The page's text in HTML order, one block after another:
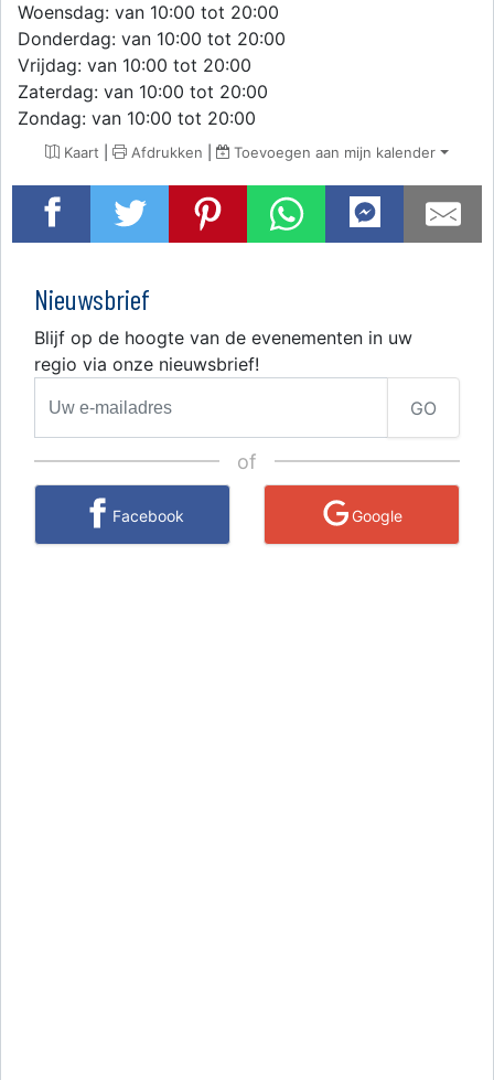
Woensdag: van 10:00 tot 20:00
Donderdag: van 10:00 tot 20:00
Vrijdag: van 10:00 tot 20:00
Zaterdag: van 10:00 tot 20:00
Zondag: van 10:00 tot 20:00
Kaart | Afdrukken | Toevoegen aan mijn kalender
Nieuwsbrief
Blijf op de hoogte van de evenementen in uw
regio via onze nieuwsbrief!
GO
of
Facebook Google